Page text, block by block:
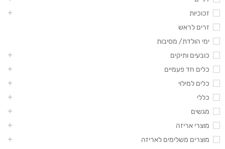
זכוכיות
זרים לראש
ימי הולדת/ מסיבות
כובעים ותיקים
כלים חד פעמיים
כלים למילוי
כללי
מגשים
מוצרי אריזה
מוצרים משלימים לאריזה